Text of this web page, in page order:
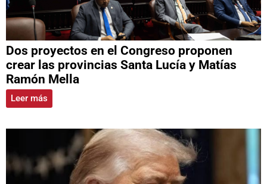
Dos proyectos en el Congreso proponen
crear las provincias Santa Lucía y Matías
Ramón Mella
Leer más